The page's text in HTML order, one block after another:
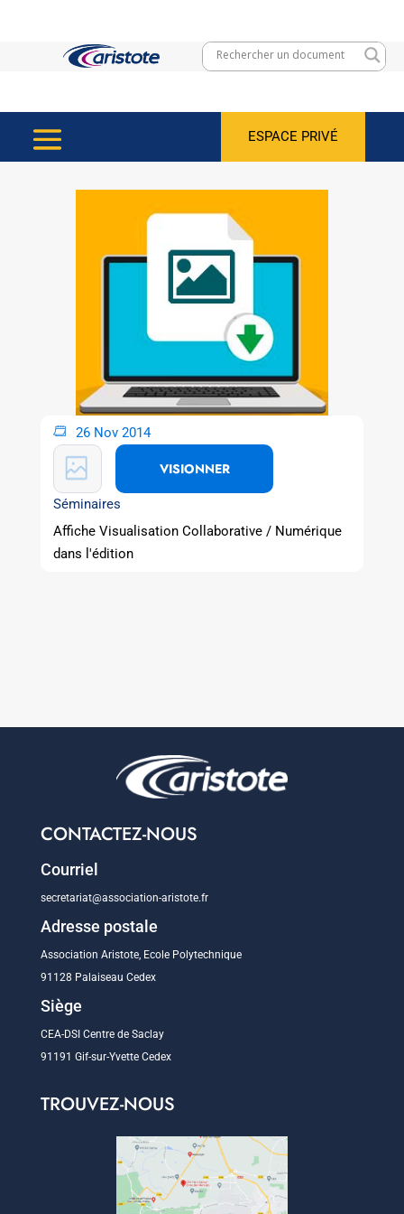
ESPACE PRIVÉ
26 Nov 2014
VISIONNER
Séminaires
Affiche Visualisation Collaborative / Numérique
dans l'édition
CONTACTEZ-NOUS
Courriel
secretariat@association-aristote.fr
Adresse postale
Association Aristote, Ecole Polytechnique
91128 Palaiseau Cedex
Siège
CEA-DSI Centre de Saclay
91191 Gif-sur-Yvette Cedex
TROUVEZ-NOUS